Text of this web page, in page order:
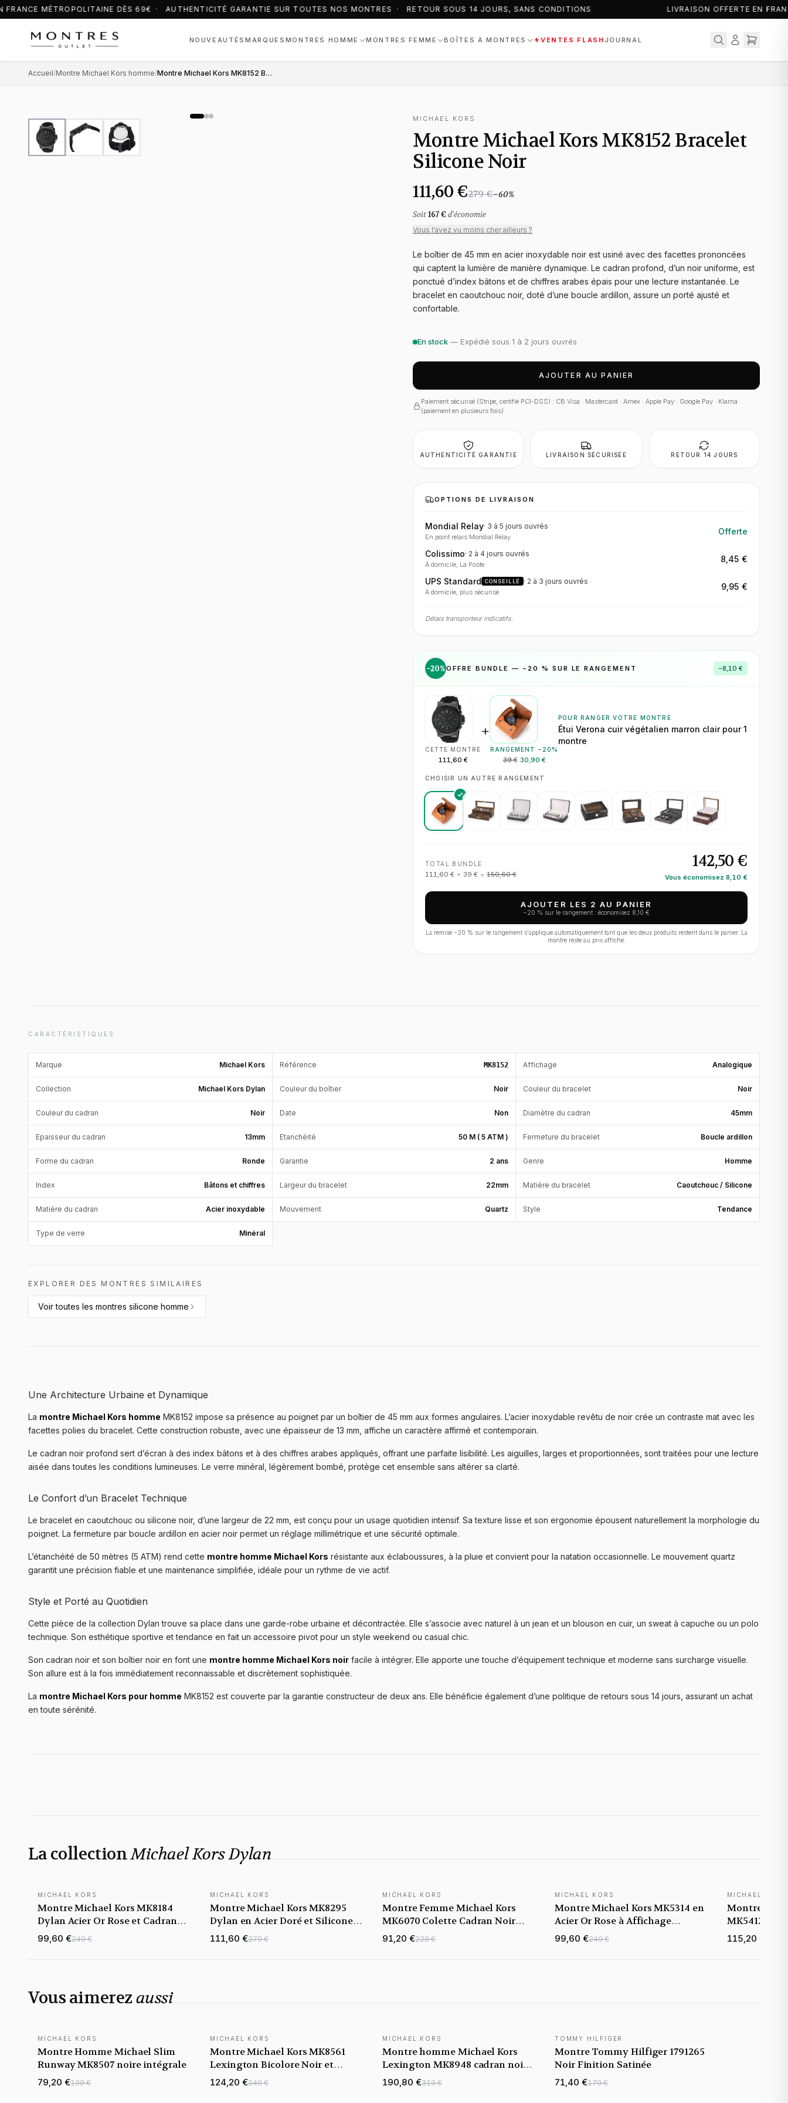
MÉTROPOLITAINE DÈS 69€ · AUTHENTICITÉ GARANTIE SUR TOUTES NOS MONTRES · RETOUR SOUS 14 JOURS, SANS CONDITIONS LIVRAISON OFFERTE EN
NOUVEAUTÉSMARQUES MONTRES HOMME MONTRES FEMME BOÎTES À MONTRES VENTES FLASH JOURNAL
Accueil/Montre Michael Kors homme/ Montre Michael Kors MK8152 Bracelet Silicone Noir
MICHAEL KORS
Montre Michael Kors MK8152 Bracelet
Silicone Noir
111,60 €279 €−60%
Soit167 € d'économie
Vous l'avez vu moins cher ailleurs ?
Le boîtier de 45 mm en acier inoxydable noir est usiné avec des facettes prononcées
qui captent la lumière de manière dynamique. Le cadran profond, d’un noir uniforme, est
ponctué d’index bâtons et de chiffres arabes épais pour une lecture instantanée. Le
bracelet en caoutchouc noir, doté d’une boucle ardillon, assure un porté ajusté et
confortable.
En stock — Expédié sous 1 à 2 jours ouvrés
AJOUTER AU PANIER
Paiement sécurisé (Stripe, certifié PCI-DSS) : CB Visa · Mastercard · Amex · Apple Pay · Google Pay · Klarna
(paiement en plusieurs fois)
AUTHENTICITÉ GARANTIE LIVRAISON SÉCURISÉE RETOUR 14 JOURS
OPTIONS DE LIVRAISON
Mondial Relay· 3 à 5 jours ouvrés
En point relais Mondial Relay
Offerte
Colissimo· 2 à 4 jours ouvrés
À domicile, La Poste
8,45 €
UPS Standard CONSEILLÉ · 2 à 3 jours ouvrés
À domicile, plus sécurisé
9,95 €
Délais transporteur indicatifs.
−20%OFFRE BUNDLE — − 20 % SUR LE RANGEMENT −8,10 €
CETTE MONTRE
111,60 €
+
RANGEMENT − 20 %
39 € 30,90 €
POUR RANGER VOTRE MONTRE
Étui Verona cuir végétalien marron clair pour 1
montre
CHOISIR UN AUTRE RANGEMENT
TOTAL BUNDLE
111,60 € + 39 € = 150,60 €
142,50 €
Vous économisez 8,10 €
AJOUTER LES 2 AU PANIER
−20 % sur le rangement : économisez 8,10 €
La remise −20 % sur le rangement s'applique automatiquement tant que les deux produits restent dans le panier. La
montre reste au prix affiché.
CARACTÉRISTIQUES
Marque Michael Kors Référence MK8152 Affichage Analogique
Collection Michael Kors Dylan Couleur du boîtier Noir Couleur du bracelet Noir
Couleur du cadran Noir Date Non Diamètre du cadran 45mm
Epaisseur du cadran 13mm Etanchéité 50 M ( 5 ATM ) Fermeture du bracelet Boucle ardillon
Forme du cadran Ronde Garantie 2 ans Genre Homme
Index Bâtons et chiffres Largeur du bracelet 22mm Matière du bracelet Caoutchouc / Silicone
Matière du cadran Acier inoxydable Mouvement Quartz Style Tendance
Type de verre Minéral
EXPLORER DES MONTRES SIMILAIRES
Voir toutes les montres silicone homme
Une Architecture Urbaine et Dynamique
La montre Michael Kors homme MK8152 impose sa présence au poignet par un boîtier de 45 mm aux formes angulaires. L’acier inoxydable revêtu de noir crée un contraste mat avec les
facettes polies du bracelet. Cette construction robuste, avec une épaisseur de 13 mm, affiche un caractère affirmé et contemporain.
Le cadran noir profond sert d’écran à des index bâtons et à des chiffres arabes appliqués, offrant une parfaite lisibilité. Les aiguilles, larges et proportionnées, sont traitées pour une lecture
aisée dans toutes les conditions lumineuses. Le verre minéral, légèrement bombé, protège cet ensemble sans altérer sa clarté.
Le Confort d’un Bracelet Technique
Le bracelet en caoutchouc ou silicone noir, d’une largeur de 22 mm, est conçu pour un usage quotidien intensif. Sa texture lisse et son ergonomie épousent naturellement la morphologie du
poignet. La fermeture par boucle ardillon en acier noir permet un réglage millimétrique et une sécurité optimale.
L’étanchéité de 50 mètres (5 ATM) rend cette montre homme Michael Kors résistante aux éclaboussures, à la pluie et convient pour la natation occasionnelle. Le mouvement quartz
garantit une précision fiable et une maintenance simplifiée, idéale pour un rythme de vie actif.
Style et Porté au Quotidien
Cette pièce de la collection Dylan trouve sa place dans une garde-robe urbaine et décontractée. Elle s’associe avec naturel à un jean et un blouson en cuir, un sweat à capuche ou un polo
technique. Son esthétique sportive et tendance en fait un accessoire pivot pour un style weekend ou casual chic.
Son cadran noir et son boîtier noir en font une montre homme Michael Kors noir facile à intégrer. Elle apporte une touche d’équipement technique et moderne sans surcharge visuelle.
Son allure est à la fois immédiatement reconnaissable et discrètement sophistiquée.
La montre Michael Kors pour homme MK8152 est couverte par la garantie constructeur de deux ans. Elle bénéficie également d’une politique de retours sous 14 jours, assurant un achat
en toute sérénité.
La collectionMichael Kors Dylan
MICHAEL KORS
Montre Michael Kors MK8184
Dylan Acier Or Rose et Cadran
Noir
99,60 €249 €
MICHAEL KORS
Montre Michael Kors MK8295
Dylan en Acier Doré et Silicone
Bleu
111,60 €279 €
MICHAEL KORS
Montre Femme Michael Kors
MK6070 Colette Cadran Noir
Date et Jour
91,20 €229 €
MICHAEL KORS
Montre Michael Kors MK5314 en
Acier Or Rose à Affichage
Analogique
99,60 €249 €
MICHAEL KORS
Montre
MK5412
acier or rose
115,20 €
Vous aimerezaussi
MICHAEL KORS
Montre Homme Michael Slim
Runway MK8507 noire intégrale
79,20 €199 €
MICHAEL KORS
Montre Michael Kors MK8561
Lexington Bicolore Noir et
Bronze
124,20 €249 €
MICHAEL KORS
Montre homme Michael Kors
Lexington MK8948 cadran noir
bracelet en acier inoxydable
bicolore
190,80 €319 €
TOMMY HILFIGER
Montre Tommy Hilfiger 1791265
Noir Finition Satinée
71,40 €179 €